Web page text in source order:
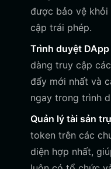
được bảo vệ
cập trái phép.
Trình duyệt
dàng truy cập
đẩy mới nhất và
ngay trong trình
Quản lý tài sản
token trên các
diện hợp nhất,